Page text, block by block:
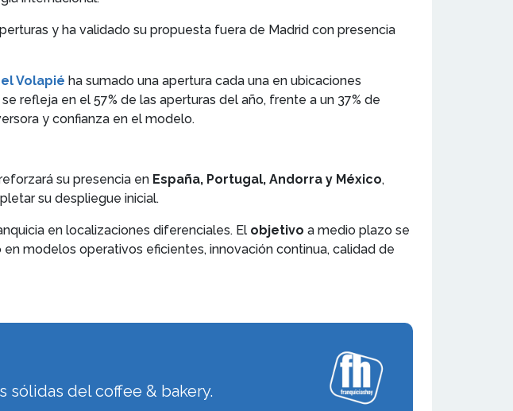
y ha validado su propuesta fuera de Madrid con presencia
Volapié ha sumado una apertura cada una en ubicaciones
refleja en el 57% de las aperturas del año, frente a un 37% de
y confianza en el modelo.
su presencia en España, Portugal, Andorra y México,
su despliegue inicial.
en localizaciones diferenciales. El objetivo a medio plazo se
en modelos operativos eficientes, innovación continua, calidad de
sólidas del coffee & bakery.